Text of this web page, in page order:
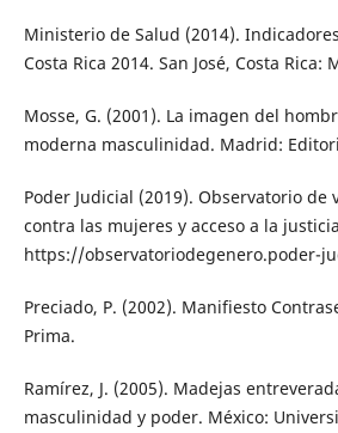
Ministerio de Salud (2014).
Costa Rica 2014. San José, Costa
Mosse, G. (2001). La imagen del
moderna masculinidad. Madrid:
Poder Judicial (2019). Observatorio de
contra las mujeres y acceso a la
https://observatoriodegenero.poder-
Preciado, P. (2002). Manifiesto
Prima.
Ramírez, J. (2005). Madejas
masculinidad y poder. México: